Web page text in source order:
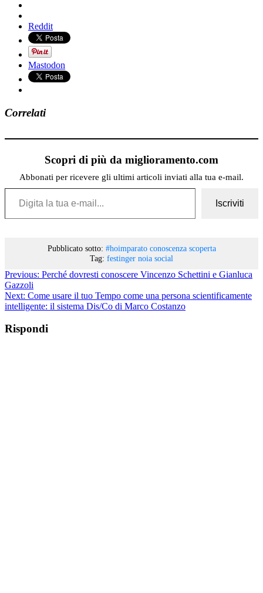
Reddit
Mastodon
Correlati
Scopri di più da miglioramento.com
Abbonati per ricevere gli ultimi articoli inviati alla tua e-mail.
Digita la tua e-mail...
Iscriviti
Pubblicato sotto: #hoimparato conoscenza scoperta
Tag: festinger noia social
Previous: Perché dovresti conoscere Vincenzo Schettini e Gianluca
Gazzoli
Next: Come usare il tuo Tempo come una persona scientificamente
intelligente: il sistema Dis/Co di Marco Costanzo
Rispondi